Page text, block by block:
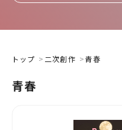
トップ 二次創作 青春
青春